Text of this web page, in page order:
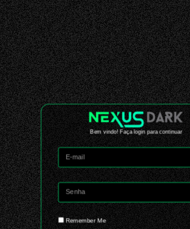
Bem vindo! Faça login para continuar
Remember Me